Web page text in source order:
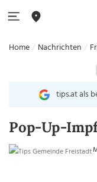
Home Nachrichten
tips.at als
Pop-Up-